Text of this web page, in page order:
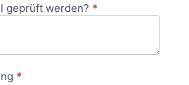
geprüft werden? *
*